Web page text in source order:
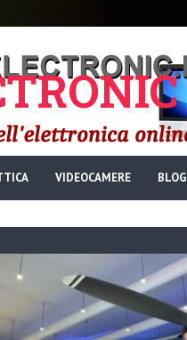
VIDEOCAMERE BLOG